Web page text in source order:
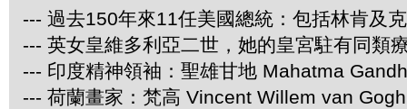
--- 過去150年來11任美國總統：包括林肯及
--- 英女皇維多利亞二世，她的皇宮駐有同類
--- 印度精神領袖：聖雄甘地 Mahatma
--- 荷蘭畫家：梵高 Vincent Willem van Gogh